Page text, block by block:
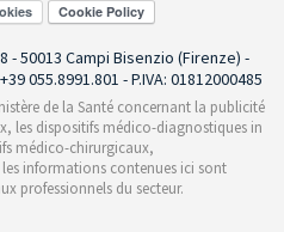
- 50013 Campi Bisenzio (Firenze) -
055.8991.801 - P.IVA: 01812000485
de la Santé concernant la publicité
les dispositifs médico-diagnostiques in
médico-chirurgicaux,
informations contenues ici sont
professionnels du secteur.